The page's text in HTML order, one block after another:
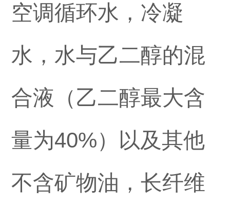
空调循环水，冷凝
水，水与乙二醇的混
合液（乙二醇最大含
量为40%）以及其他
不含矿物油，长纤维